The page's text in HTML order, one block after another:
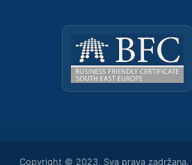
Copyright © 2023, Sva prava zadržana.